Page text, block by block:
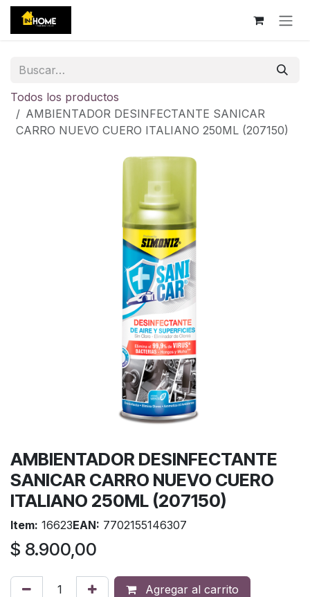
Ir al contenido
Todos los productos
AMBIENTADOR DESINFECTANTE SANICAR
CARRO NUEVO CUERO ITALIANO 250ML (207150)
AMBIENTADOR DESINFECTANTE
SANICAR CARRO NUEVO CUERO
ITALIANO 250ML (207150)
Item: 16623EAN: 7702155146307
$ 8.900,00
Agregar al carrito